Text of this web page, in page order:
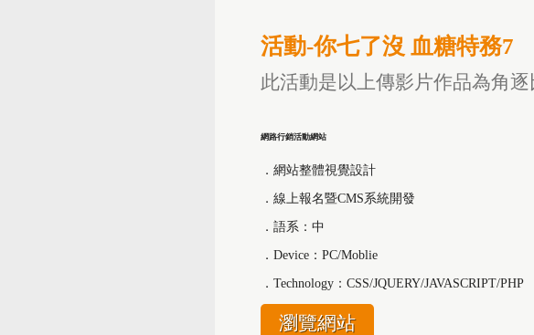
活動-你七了沒 血糖特務7
此活動是以上傳影片作品為角逐
網路行銷活動網站
．網站整體視覺設計
．線上報名暨CMS系統開發
．語系：中
．Device：PC/Moblie
．Technology：CSS/JQUERY/JAVASCRIPT/PHP
瀏覽網站